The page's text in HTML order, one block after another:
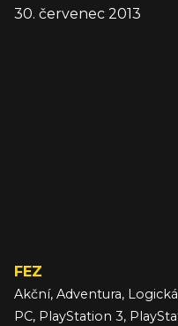
30. červenec 2013
FEZ
Akční, Adventura, Logická